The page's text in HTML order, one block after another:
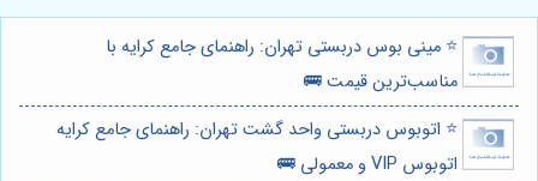
⭐️ مینی بوس دربستی تهران: راهنمای جامع کرایه با
مناسب‌ترین قیمت 🚌
⭐️ اتوبوس دربستی واحد گشت تهران: راهنمای جامع کرایه
اتوبوس VIP و معمولی 🚌